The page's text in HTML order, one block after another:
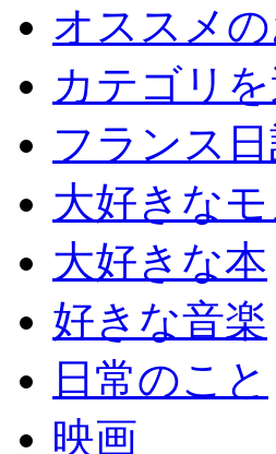
オススメ
カテゴリ
フランス
大好きな
大好きな本
好きな音楽
日常のこと
映画